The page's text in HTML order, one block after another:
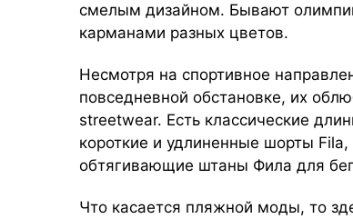
смелым дизайном. Бывают
карманами разных цветов.
Несмотря на спортивное
повседневной обстановке, их
streetwear. Есть классические
короткие и удлиненные шорты
обтягивающие штаны Фила для
Что касается пляжной моды, то